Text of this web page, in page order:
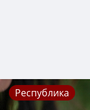
Республика